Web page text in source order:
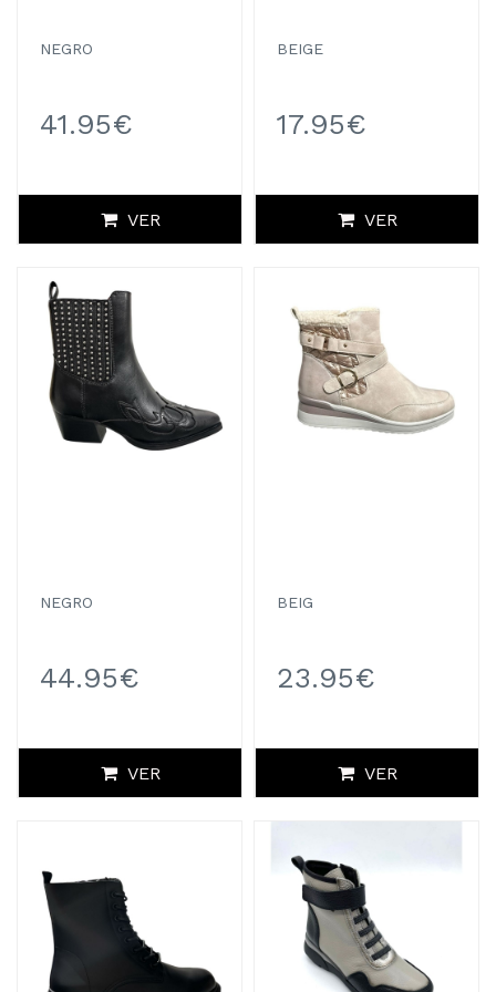
NEGRO
41.95€
VER
BEIGE
17.95€
VER
NEGRO
44.95€
VER
BEIG
23.95€
VER